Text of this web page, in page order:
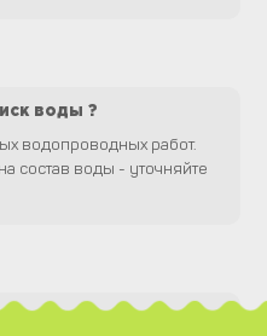
воды ?
водопроводных работ.
состав воды - уточняйте